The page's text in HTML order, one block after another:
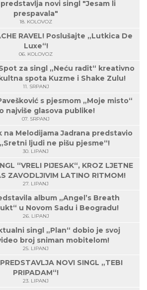
novi singl "Jesam li
prespavala"
18. KOLOVOZ
RAVEL! Poslušajte „Lutkica De
Luxe“!
06. KOLOVOZ
za singl „Neću radit“ kreativno
spota Kuzme i Shake Zulu!
11. SRPANJ
s pjesmom „Moje misto“
najviše glasova publike!
07. SRPANJ
na Melodijama Jadrana predstavio
ljudi ne pišu pjesme“!
30. LIPANJ
“VRELI PIJESAK“, KROZ LJETNE
ZAVODLJIVIM LATINO RITMOM!
27. LIPANJ
album „Angel’s Breath
u Novom Sadu i Beogradu!
26. LIPANJ
singl „Plan“ dobio je svoj
broj sniman mobitelom!
25. LIPANJ
NOVI SINGL „TEBI
PRIPADAM“!
23. LIPANJ